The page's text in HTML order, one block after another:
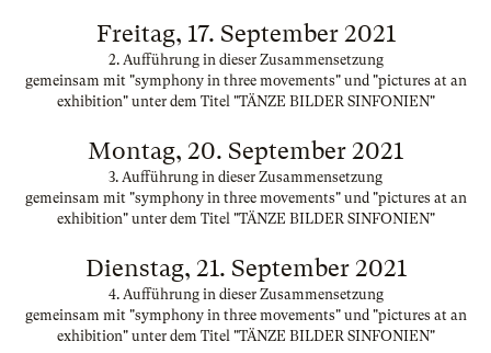
Freitag, 17. September 2021
2. Aufführung in dieser Zusammensetzung
gemeinsam mit "symphony in three movements" und "pictures at an
exhibition" unter dem Titel "TÄNZE BILDER SINFONIEN"
Montag, 20. September 2021
3. Aufführung in dieser Zusammensetzung
gemeinsam mit "symphony in three movements" und "pictures at an
exhibition" unter dem Titel "TÄNZE BILDER SINFONIEN"
Dienstag, 21. September 2021
4. Aufführung in dieser Zusammensetzung
gemeinsam mit "symphony in three movements" und "pictures at an
exhibition" unter dem Titel "TÄNZE BILDER SINFONIEN"